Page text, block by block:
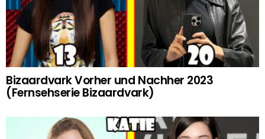
Bizaardvark Vorher und Nachher 2023
(Fernsehserie Bizaardvark)